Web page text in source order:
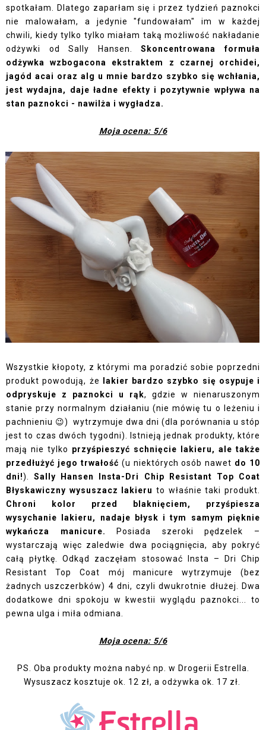
spotkałam. Dlatego zaparłam się i przez tydzień paznokci
nie malowałam, a jedynie "fundowałam" im w każdej
chwili, kiedy tylko tylko miałam taką możliwość nakładanie
odżywki od Sally Hansen.Skoncentrowana formuła
odżywka wzbogacona ekstraktem z czarnej orchidei,
jagód acai oraz alg u mnie bardzo szybko się wchłania,
jest wydajna, daje ładne efekty i pozytywnie wpływa na
stan paznokci - nawilża i wygładza.
Moja ocena: 5/6
Wszystkie kłopoty, z którymi ma poradzić sobie poprzedni
produkt powodują, że lakier bardzo szybko się osypuje i
odpryskuje z paznokci u rąk, gdzie w nienaruszonym
stanie przy normalnym działaniu (nie mówię tu o leżeniu i
pachnieniu 😉) wytrzymuje dwa dni (dla porównania u stóp
jest to czas dwóch tygodni). Istnieją jednak produkty, które
mają nie tylko przyśpieszyć schnięcie lakieru, ale także
przedłużyć jego trwałość (u niektórych osób nawet do 10
dni!).Sally Hansen Insta-Dri Chip Resistant Top Coat
Błyskawiczny wysuszacz lakieru to właśnie taki produkt.
Chroni kolor przed blaknięciem, przyśpiesza
wysychanie lakieru, nadaje błysk i tym samym pięknie
wykańcza manicure.
Posiada szeroki pędzelek –
wystarczają więc zaledwie dwa pociągnięcia, aby pokryć
całą płytkę. Odkąd zaczęłam stosować Insta – Dri Chip
Resistant Top Coat mój manicure wytrzymuje (bez
żadnych uszczerbków) 4 dni, czyli dwukrotnie dłużej. Dwa
dodatkowe dni spokoju w kwestii wyglądu paznokci... to
pewna ulga i miła odmiana.
Moja ocena: 5/6
PS. Oba produkty można nabyć np. w Drogerii Estrella
Wysuszacz kosztuje ok. 12 zł, a odżywka ok. 17 zł.